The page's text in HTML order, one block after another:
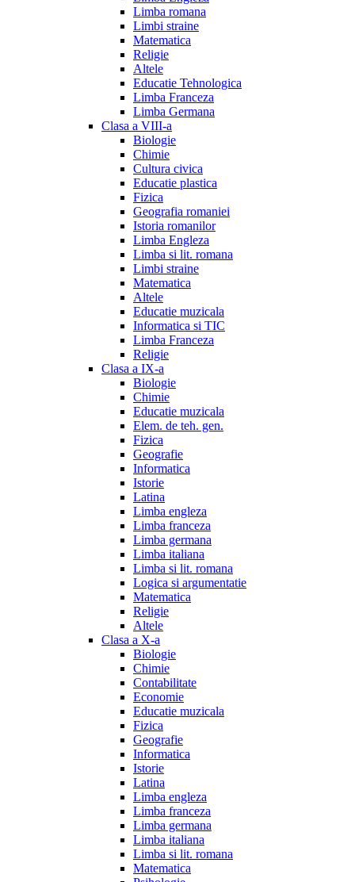
Limba romana
Limbi straine
Matematica
Religie
Altele
Educatie Tehnologica
Limba Franceza
Limba Germana
Clasa a VIII-a
Biologie
Chimie
Cultura civica
Educatie plastica
Fizica
Geografia romaniei
Istoria romanilor
Limba Engleza
Limba si lit. romana
Limbi straine
Matematica
Altele
Educatie muzicala
Informatica si TIC
Limba Franceza
Religie
Clasa a IX-a
Biologie
Chimie
Educatie muzicala
Elem. de teh. gen.
Fizica
Geografie
Informatica
Istorie
Latina
Limba engleza
Limba franceza
Limba germana
Limba italiana
Limba si lit. romana
Logica si argumentatie
Matematica
Religie
Altele
Clasa a X-a
Biologie
Chimie
Contabilitate
Economie
Educatie muzicala
Fizica
Geografie
Informatica
Istorie
Latina
Limba engleza
Limba franceza
Limba germana
Limba italiana
Limba si lit. romana
Matematica